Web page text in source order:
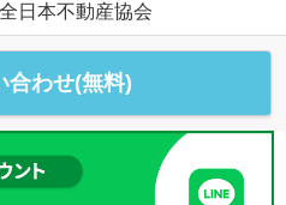
全日本不動産協会
合わせ(無料)